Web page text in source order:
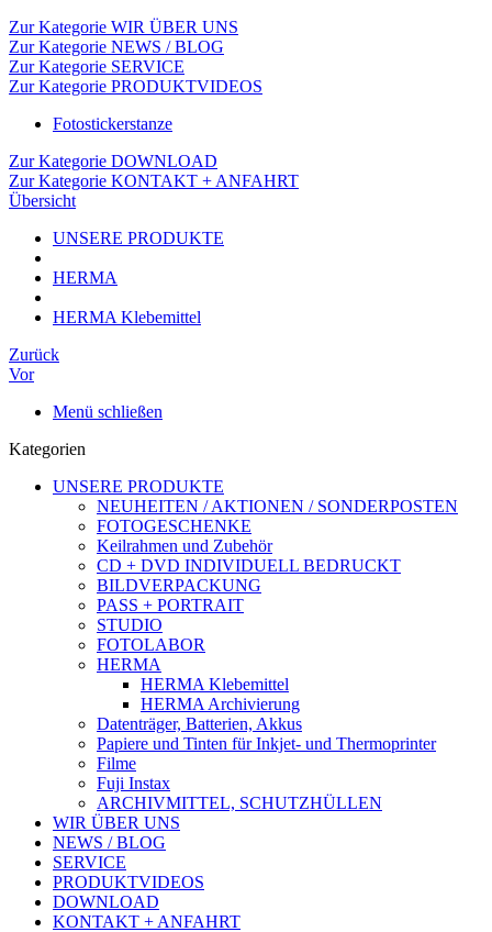
Zur Kategorie WIR ÜBER UNS
Zur Kategorie NEWS / BLOG
Zur Kategorie SERVICE
Zur Kategorie PRODUKTVIDEOS
Fotostickerstanze
Zur Kategorie DOWNLOAD
Zur Kategorie KONTAKT + ANFAHRT
Übersicht
UNSERE PRODUKTE
HERMA
HERMA Klebemittel
Zurück
Vor
Menü schließen
Kategorien
UNSERE PRODUKTE
NEUHEITEN / AKTIONEN / SONDERPOSTEN
FOTOGESCHENKE
Keilrahmen und Zubehör
CD + DVD INDIVIDUELL BEDRUCKT
BILDVERPACKUNG
PASS + PORTRAIT
STUDIO
FOTOLABOR
HERMA
HERMA Klebemittel
HERMA Archivierung
Datenträger, Batterien, Akkus
Papiere und Tinten für Inkjet- und Thermoprinter
Filme
Fuji Instax
ARCHIVMITTEL, SCHUTZHÜLLEN
WIR ÜBER UNS
NEWS / BLOG
SERVICE
PRODUKTVIDEOS
DOWNLOAD
KONTAKT + ANFAHRT